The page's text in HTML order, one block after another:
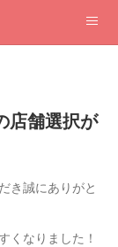
店舗選択が
き誠にありがと
くなりました！